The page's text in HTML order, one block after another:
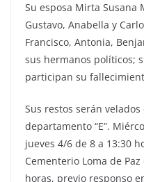
Su esposa Mirta Susana
Gustavo, Anabella y
Francisco, Antonia,
sus hermanos políticos;
participan su
Sus restos serán
departamento “E”.
jueves 4/6 de 8 a 13:30
Cementerio Loma de
horas, previo responso